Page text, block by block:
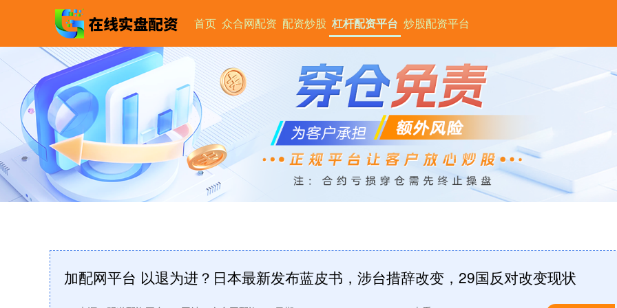
首页 众合网配资 配资炒股 杠杆配资平台 炒股配资平台
加配网平台 以退为进？日本最新发布蓝皮书，涉台措辞改变，29国反对改变现状